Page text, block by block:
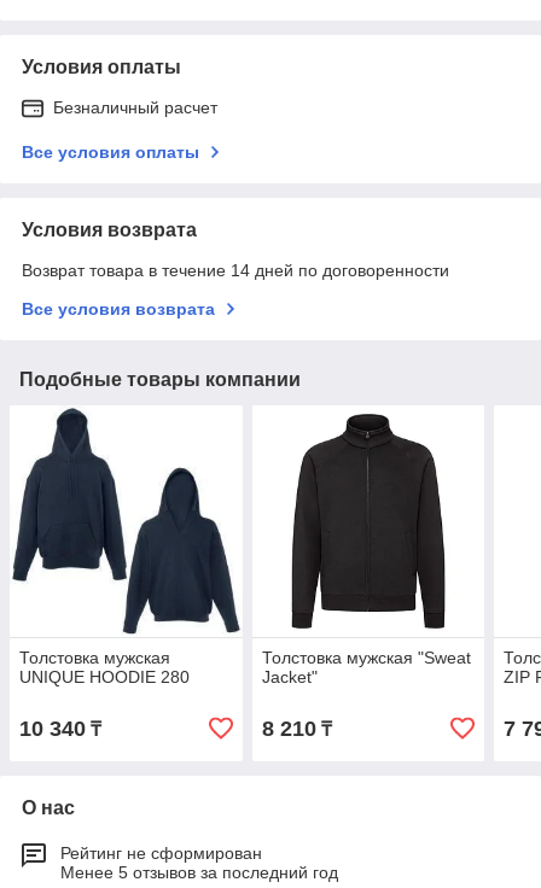
Условия оплаты
Безналичный расчет
Все условия оплаты
Условия возврата
Возврат товара в течение 14 дней по договоренности
Все условия возврата
Подобные товары компании
Толстовка мужская
UNIQUE HOODIE 280
10 340 ₸
Толстовка мужская "Sweat
Jacket"
8 210₸
ZIP
7
О нас
Рейтинг не сформирован
Менее 5 отзывов за последний год